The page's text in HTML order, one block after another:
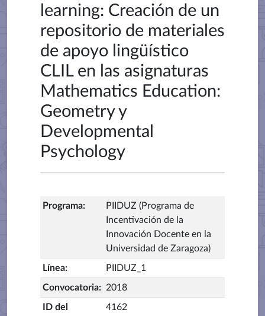
learning: Creación de un
repositorio de materiales
de apoyo lingüístico
CLIL en las asignaturas
Mathematics Education:
Geometry y
Developmental
Psychology
Programa:
PIIDUZ (Programa de
Incentivación de la
Innovación Docente en la
Universidad de Zaragoza)
Línea: PIIDUZ_1
Convocatoria: 2018
ID del
4162